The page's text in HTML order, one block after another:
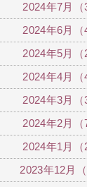
2024年7月（3
2024年6月（4
2024年5月（2
2024年4月（4
2024年3月（3
2024年2月（7
2024年1月（2
2023年12月（